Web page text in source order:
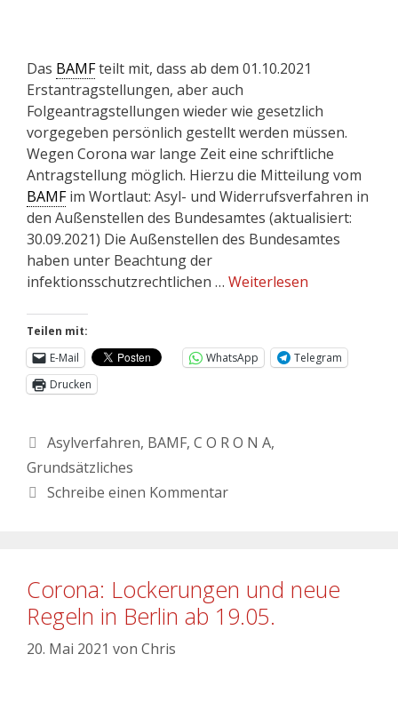
Das BAMFteilt mit, dass ab dem 01.10.2021
Erstantragstellungen, aber auch
Folgeantragstellungen wieder wie gesetzlich
vorgegeben persönlich gestellt werden müssen.
Wegen Corona war lange Zeit eine schriftliche
Antragstellung möglich. Hierzu die Mitteilung vom
BAMFim Wortlaut: Asyl- und Widerrufsverfahren in
den Außenstellen des Bundesamtes (aktualisiert:
30.09.2021) Die Außenstellen des Bundesamtes
haben unter Beachtung der
infektionsschutzrechtlichen … Weiterlesen
Teilen mit:
E-Mail
WhatsApp
Telegram
Drucken
Asylverfahren, BAMF, C O R O N A,
Grundsätzliches
Schreibe einen Kommentar
Corona: Lockerungen und neue
Regeln in Berlin ab 19.05.
20. Mai 2021 von Chris